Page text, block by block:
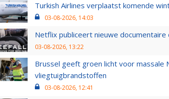
Turkish Airlines verplaatst komende
03-08-2026, 14:03
Netflix publiceert nieuwe
03-08-2026, 13:22
Brussel geeft groen licht voor massale
vliegtuigbrandstoffen
03-08-2026, 12:41